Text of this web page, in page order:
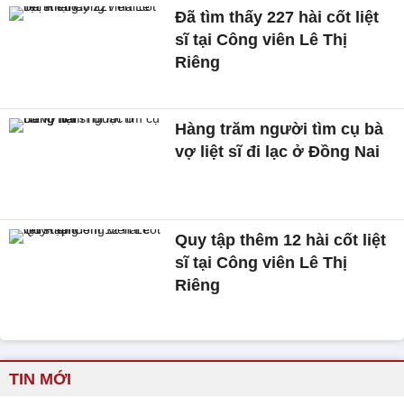
Đã tìm thấy 227 hài cốt liệt
sĩ tại Công viên Lê Thị
Riêng
Hàng trăm người tìm cụ bà
vợ liệt sĩ đi lạc ở Đồng Nai
Quy tập thêm 12 hài cốt liệt
sĩ tại Công viên Lê Thị
Riêng
TIN MỚI